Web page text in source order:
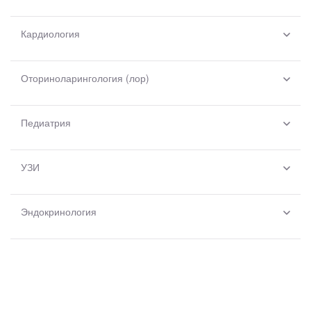
Кардиология
Оториноларингология (лор)
Педиатрия
УЗИ
Эндокринология